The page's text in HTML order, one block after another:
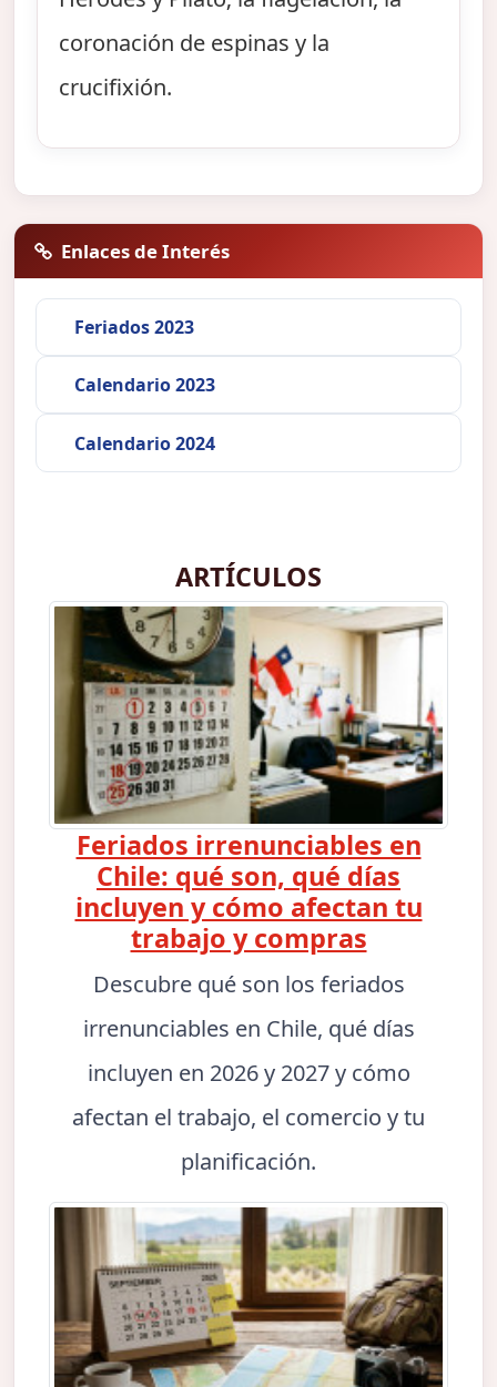
coronación de espinas y la
crucifixión.
Enlaces de Interés
Feriados 2023
Calendario 2023
Calendario 2024
ARTÍCULOS
Feriados irrenunciables en
Chile: qué son, qué días
incluyen y cómo afectan tu
trabajo y compras
Descubre qué son los feriados
irrenunciables en Chile, qué días
incluyen en 2026 y 2027 y cómo
afectan el trabajo, el comercio y tu
planificación.